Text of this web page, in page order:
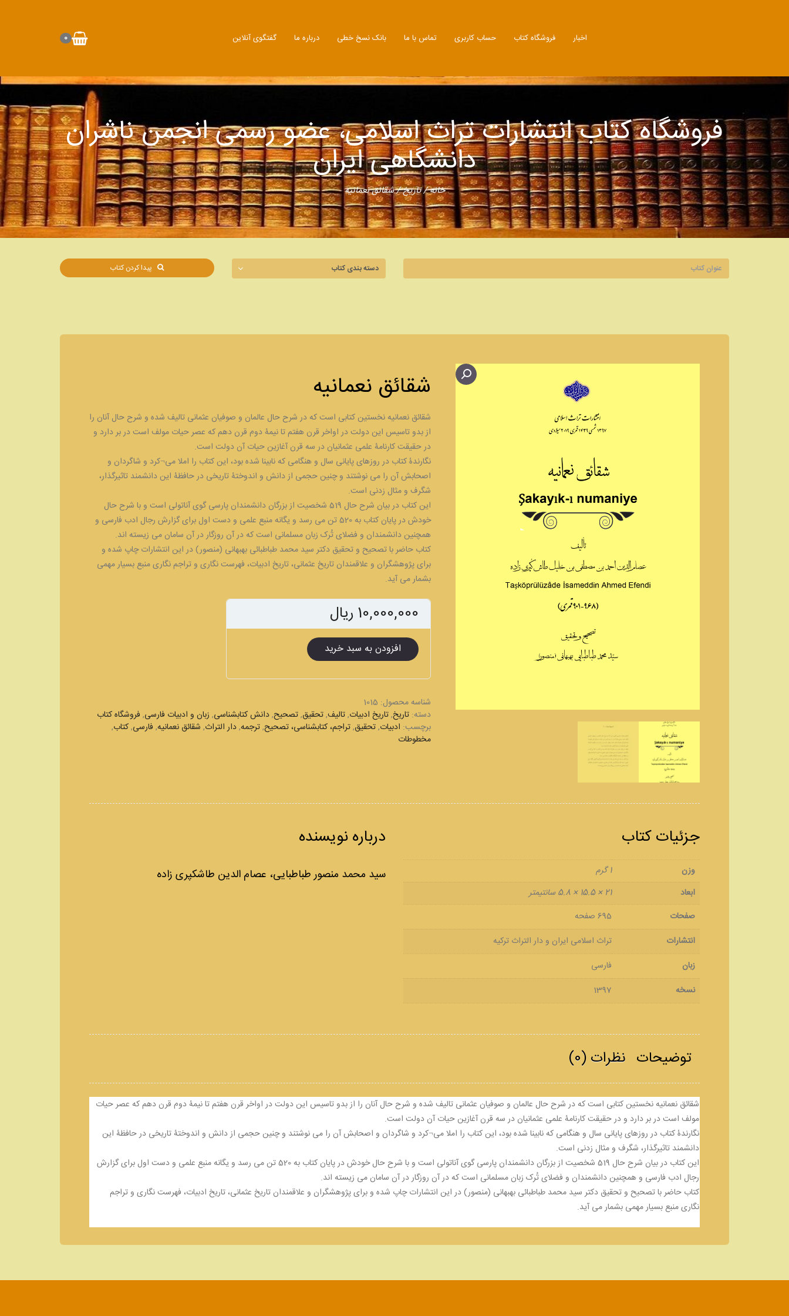
0 اخبار فروشگاه کتاب حساب کاربری تماس با ما بانک نسخ خطی درباره ما گفتگوی آنلاین
فروشگاه کتاب انتشارات تراث اسلامی، عضو رسمی انجمن ناشران
دانشگاهی ایران
خانه/تاریخ/ شقائق نعمانیه
پیدا کردن کتاب
شقائق نعمانیه
شقائق نعمانیه نخستین کتابی است که در شرح حال عالمان و صوفیان عثمانی تالیف شده و شرح حال آنان را
از بدو تاسیس این دولت در اواخر قرن هفتم تا نیمۀ دوم قرن دهم که عصر حیات مولف است در بر دارد و
در حقیقت کارنامۀ علمی عثمانیان در سه قرن آغازین حیات آن دولت است.
نگارندۀ کتاب در روزهای پایانی سال و هنگامی که نابینا شده بود، این کتاب را املا می¬کرد و شاگردان و
اصحابش آن را می نوشتند و چنین حجمی از دانش و اندوختۀ تاریخی در حافظۀ این دانشمند تاثیرگذار،
شگرف و مثال زدنی است.
این کتاب در بیان شرح حال 519 شخصیت از بزرگان دانشمندان پارسی گوی آناتولی است و با شرح حال
خودش در پایان کتاب به 520 تن می رسد و یگانه منبع علمی و دست اول برای گزارش رجال ادب فارسی و
همچنین دانشمندان و فضلای تُرک زبان مسلمانی است که در آن روزگار در آن سامان می زیسته اند.
کتاب حاضر با تصحیح و تحقیق دکتر سید محمد طباطبائی بهبهانی (منصور) در این انتشارات چاپ شده و
برای پژوهشگران و علاقمندان تاریخ عثمانی، تاریخ ادبیات، فهرست نگاری و تراجم نگاری منبع بسیار مهمی
بشمار می آید.
10,000,000 ریال
شقائق
نعمانیه
افزودن به سبد خرید
شناسه محصول: 1015
دسته: تاریخ,تاریخ ادبیات,تالیف,تحقیق,تصحیح,دانش کتابشناسی, زبان و ادبیات فارسی, فروشگاه کتاب
برچسب: ادبیات,تحقیق,تراجم، کتابشناسی، تصحیح,ترجمه,دار التراث, شقائق نعمانیه, فارسی,کتاب,
مخطوطات
جزئیات کتاب
وزن
1 گرم
ابعاد
21 × 15.5 × 5.8 سانتیمتر
صفحات
695 صفحه
انتشارات
تراث اسلامی ایران و دار التراث ترکیه
زبان
فارسی
نسخه
1397
درباره نویسنده
سید محمد منصور طباطبایی، عصام الدین طاشکپری زاده
توضیحات نظرات (0)
شقائق نعمانیه نخستین کتابی است که در شرح حال عالمان و صوفیان عثمانی تالیف شده و شرح حال آنان را از بدو تاسیس این دولت در اواخر قرن هفتم تا نیمۀ دوم قرن دهم که عصر حیات
مولف است در بر دارد و در حقیقت کارنامۀ علمی عثمانیان در سه قرن آغازین حیات آن دولت است.
نگارندۀ کتاب در روزهای پایانی سال و هنگامی که نابینا شده بود، این کتاب را املا می¬کرد و شاگردان و اصحابش آن را می نوشتند و چنین حجمی از دانش و اندوختۀ تاریخی در حافظۀ این
دانشمند تاثیرگذار، شگرف و مثال زدنی است.
این کتاب در بیان شرح حال 519 شخصیت از بزرگان دانشمندان پارسی گوی آناتولی است و با شرح حال خودش در پایان کتاب به 520 تن می رسد و یگانه منبع علمی و دست اول برای گزارش
رجال ادب فارسی و همچنین دانشمندان و فضلای تُرک زبان مسلمانی است که در آن روزگار در آن سامان می زیسته اند.
کتاب حاضر با تصحیح و تحقیق دکتر سید محمد طباطبائی بهبهانی (منصور) در این انتشارات چاپ شده و برای پژوهشگران و علاقمندان تاریخ عثمانی، تاریخ ادبیات، فهرست نگاری و تراجم
نگاری منبع بسیار مهمی بشمار می آید.